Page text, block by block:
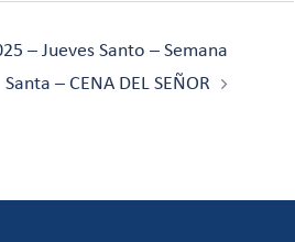
– Jueves Santo – Semana
Santa – CENA DEL SEÑOR